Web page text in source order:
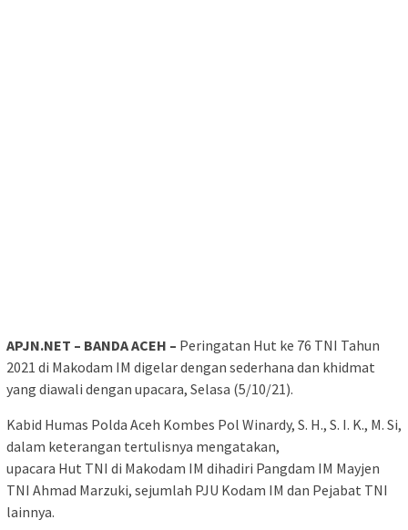
APJN.NET – BANDA ACEH – Peringatan Hut ke 76 TNI Tahun
2021 di Makodam IM digelar dengan sederhana dan khidmat
yang diawali dengan upacara, Selasa (5/10/21).
Kabid Humas Polda Aceh Kombes Pol Winardy, S. H., S. I. K., M. Si,
dalam keterangan tertulisnya mengatakan,
upacara Hut TNI di Makodam IM dihadiri Pangdam IM Mayjen
TNI Ahmad Marzuki, sejumlah PJU Kodam IM dan Pejabat TNI
lainnya.